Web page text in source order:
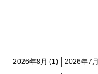
2026年8月 (1) 2026年7月